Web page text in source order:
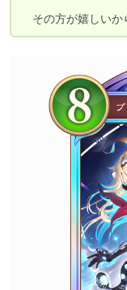
その方が嬉しいか